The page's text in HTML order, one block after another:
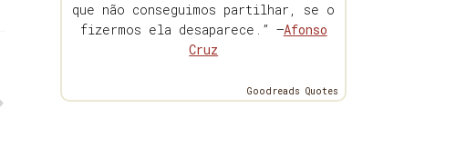
que não conseguimos partilhar, se o
fizermos ela desaparece.” —Afonso
Cruz
Goodreads Quotes